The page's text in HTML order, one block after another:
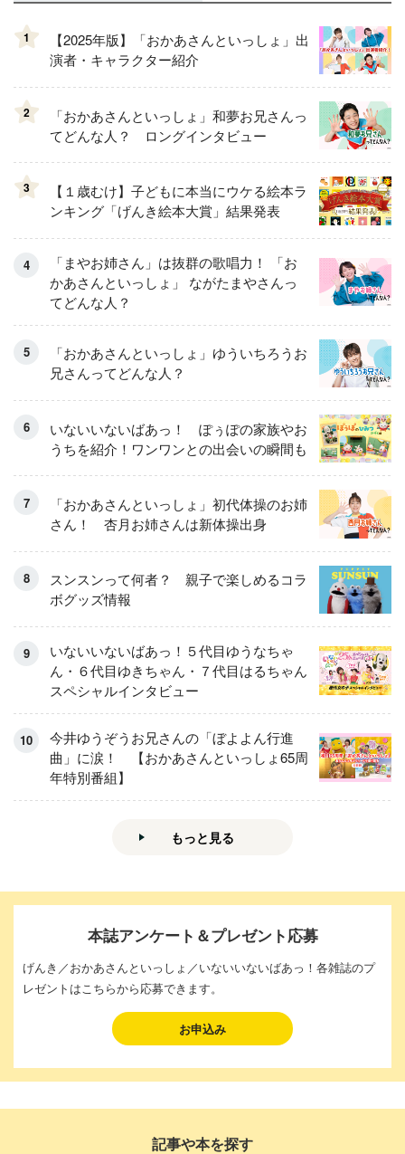
1
【2025年版】「おかあさんといっしょ」出
演者・キャラクター紹介
2
「おかあさんといっしょ」和夢お兄さんっ
てどんな人？ ロングインタビュー
3
【１歳むけ】子どもに本当にウケる絵本ラ
ンキング「げんき絵本大賞」結果発表
「まやお姉さん」は抜群の歌唱力！ 「お
かあさんといっしょ」 ながたまやさんっ
てどんな人？
「おかあさんといっしょ」ゆういちろうお
兄さんってどんな人？
いないいないばあっ！ ぽぅぽの家族やお
うちを紹介！ワンワンとの出会いの瞬間も
「おかあさんといっしょ」初代体操のお姉
さん！ 杏月お姉さんは新体操出身
スンスンって何者？ 親子で楽しめるコラ
ボグッズ情報
いないいないばあっ！５代目ゆうなちゃ
ん・６代目ゆきちゃん・７代目はるちゃん
スペシャルインタビュー
今井ゆうぞうお兄さんの「ぼよよん行進
曲」に涙！ 【おかあさんといっしょ65周
年特別番組】
もっと見る
本誌アンケート＆プレゼント応募
げんき／おかあさんといっしょ／いないいないばあっ！各雑誌のプ
レゼントはこちらから応募できます。
お申込み
記事や本を探す